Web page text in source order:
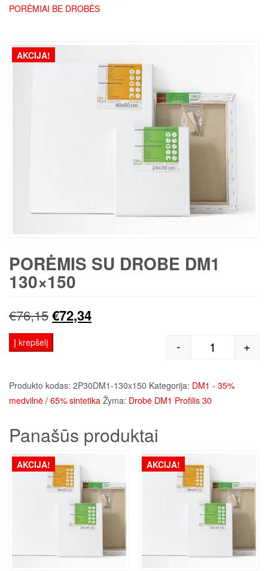
PORĖMIAI BE DROBĖS
AKCIJA!
PORĖMIS SU DROBE DM1
130×150
€76,15Original
price
€76,15.
€72,34Current
€72,34.
produkto
- +
Į krepšelį
Produkto kodas: 2P30DM1-130x150 Kategorija: DM1 - 35%
medvilnė / 65% sintetika Žyma: Drobė DM1 Profilis 30
Panašūs produktai
AKCIJA! AKCIJA!